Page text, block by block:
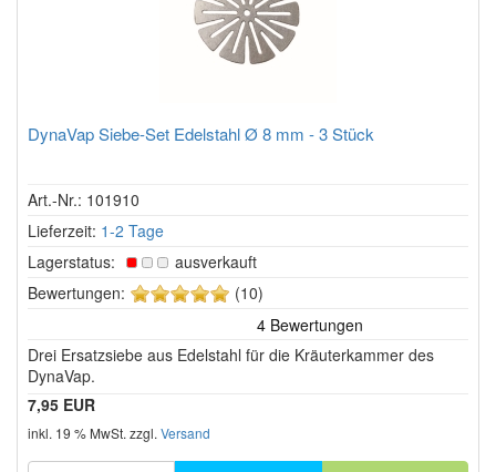
DynaVap Siebe-Set Edelstahl Ø 8 mm - 3 Stück
Art.-Nr.: 101910
Lieferzeit: 1-2 Tage
Lagerstatus:
ausverkauft
Bewertungen:
5
Sternen!
(10)
Drei Ersatzsiebe aus Edelstahl für die Kräuterkammer des
DynaVap.
7,95 EUR
inkl. 19 % MwSt. zzgl. Versand